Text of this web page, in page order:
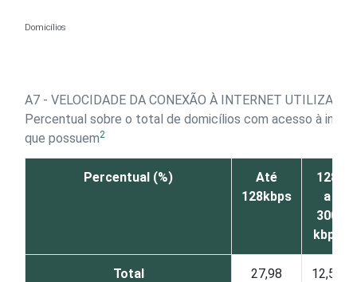
Domicílios
A7 - VELOCIDADE DA CONEXÃO À INTERNET UTILIZADA
Percentual sobre o total de domicílios com acesso à
que possuem2
Percentual (%)
Até
128kbps
128
a
300
kbps
Total 27,98 12,53